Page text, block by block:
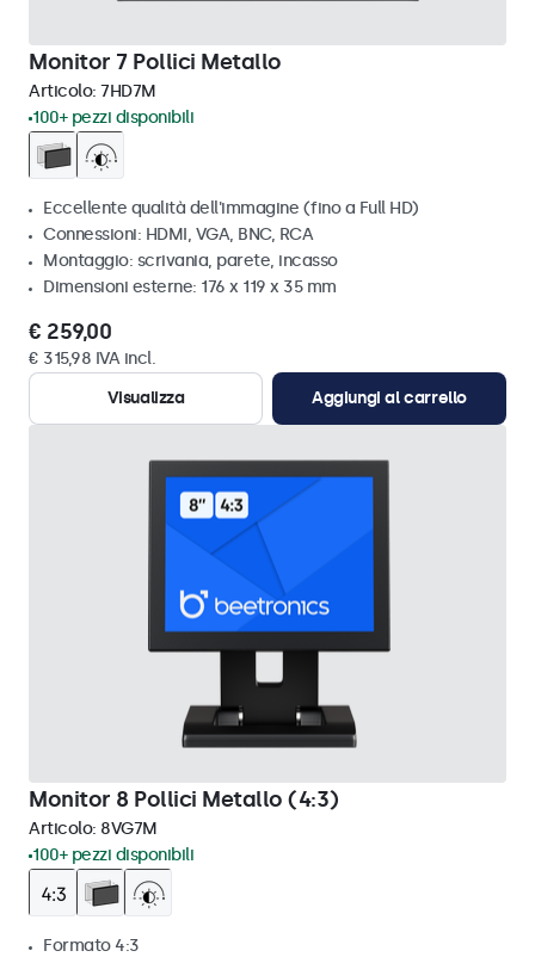
Monitor 7 Pollici Metallo
Articolo: 7HD7M
100+ pezzi disponibili
Eccellente qualità dell'immagine (fino a Full HD)
Connessioni: HDMI, VGA, BNC, RCA
Montaggio: scrivania, parete, incasso
Dimensioni esterne: 176 x 119 x 35 mm
€ 259,00
€ 315,98 IVA incl.
Visualizza
Aggiungi al carrello
Monitor 8 Pollici Metallo (4:3)
Articolo: 8VG7M
100+ pezzi disponibili
Formato 4:3